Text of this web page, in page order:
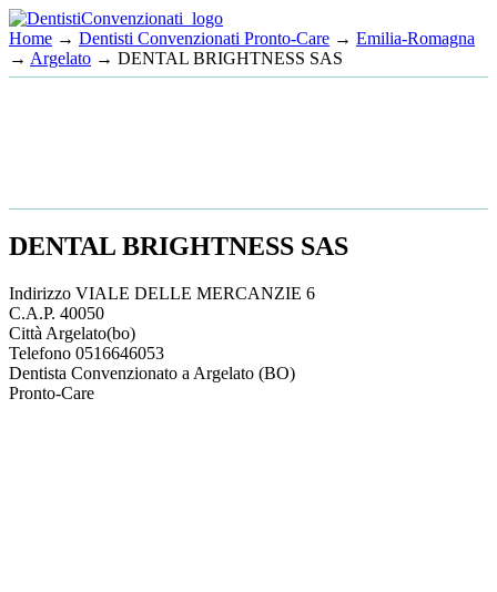
Home → Dentisti Convenzionati Pronto-Care → Emilia-Romagna
→ Argelato → DENTAL BRIGHTNESS SAS
DENTAL BRIGHTNESS SAS
Indirizzo VIALE DELLE MERCANZIE 6
C.A.P. 40050
Città Argelato(bo)
Telefono 0516646053
Dentista Convenzionato a Argelato (BO)
Pronto-Care